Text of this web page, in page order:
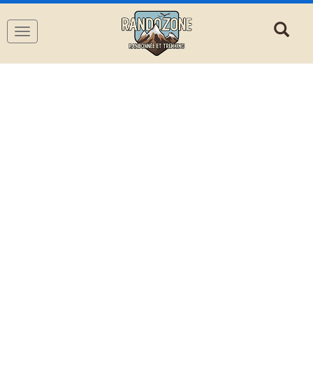
Navigation